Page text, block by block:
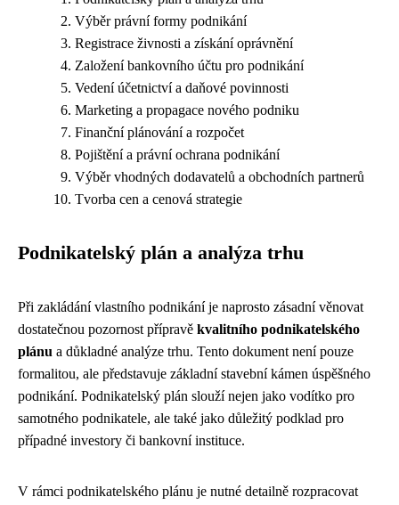
Výběr právní formy podnikání
Registrace živnosti a získání oprávnění
Založení bankovního účtu pro podnikání
Vedení účetnictví a daňové povinnosti
Marketing a propagace nového podniku
Finanční plánování a rozpočet
Pojištění a právní ochrana podnikání
Výběr vhodných dodavatelů a obchodních partnerů
Tvorba cen a cenová strategie
Podnikatelský plán a analýza trhu
Při zakládání vlastního podnikání je naprosto zásadní věnovat
dostatečnou pozornost přípravě kvalitního podnikatelského
plánu a důkladné analýze trhu. Tento dokument není pouze
formalitou, ale představuje základní stavební kámen úspěšného
podnikání. Podnikatelský plán slouží nejen jako vodítko pro
samotného podnikatele, ale také jako důležitý podklad pro
případné investory či bankovní instituce.
V rámci podnikatelského plánu je nutné detailně rozpracovat